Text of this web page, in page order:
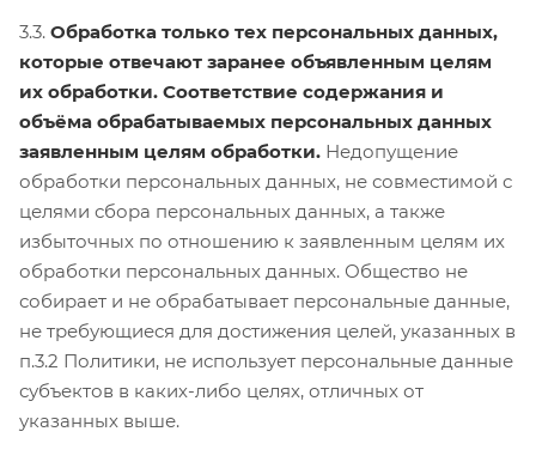
3.3. Обработка только тех персональных данных,
которые отвечают заранее объявленным целям
их обработки. Соответствие содержания и
объёма обрабатываемых персональных данных
заявленным целям обработки. Недопущение
обработки персональных данных, не совместимой с
целями сбора персональных данных, а также
избыточных по отношению к заявленным целям их
обработки персональных данных. Общество не
собирает и не обрабатывает персональные данные,
не требующиеся для достижения целей, указанных в
п.3.2 Политики, не использует персональные данные
субъектов в каких-либо целях, отличных от
указанных выше.